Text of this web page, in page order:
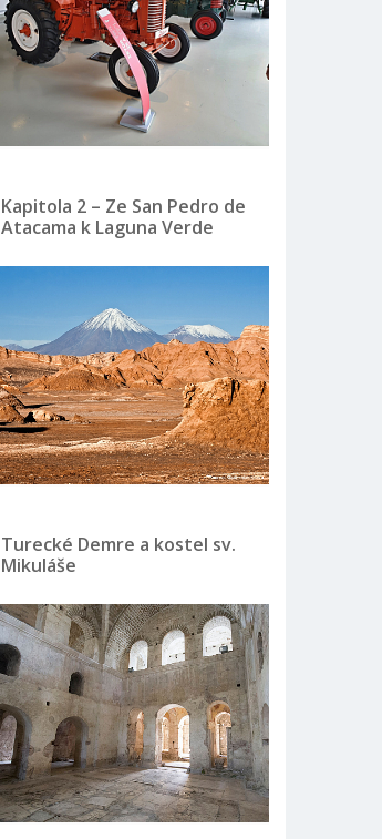
Kapitola 2 – Ze San Pedro de
Atacama k Laguna Verde
Turecké Demre a kostel sv.
Mikuláše